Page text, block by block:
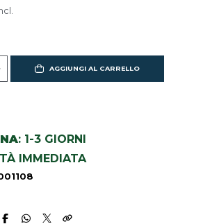
AGGIUNGI AL CARRELLO
: 1-3 GIORNI
IMMEDIATA